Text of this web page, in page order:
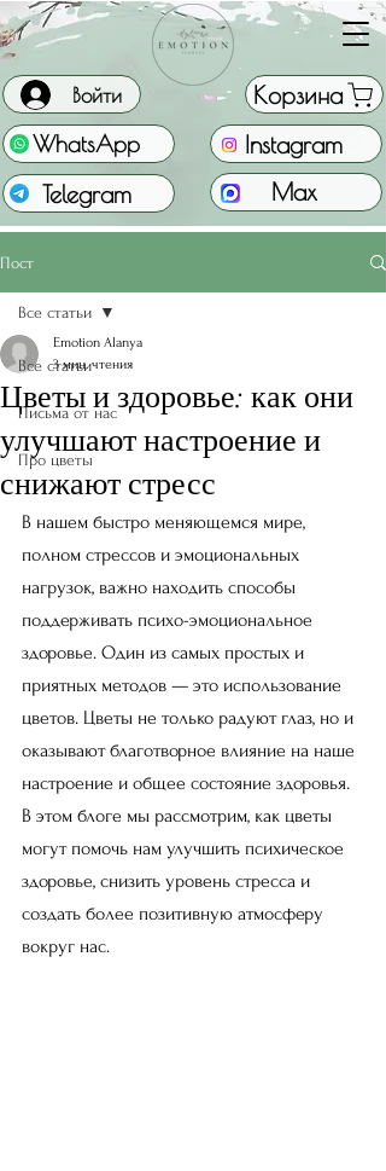
WhatsApp
Корзина
Войти
Telegram Max
Instagram
Пост
Все статьи
Письма от нас
Про цветы
Все статьи
Цветы и здоровье: как они
улучшают настроение и
снижают стресс
Emotion Alanya
3 мин. чтения
В нашем быстро меняющемся мире,
полном стрессов и эмоциональных
нагрузок, важно находить способы
поддерживать психо-эмоциональное
здоровье. Один из самых простых и
приятных методов — это использование
цветов. Цветы не только радуют глаз, но и
оказывают благотворное влияние на наше
настроение и общее состояние здоровья.
В этом блоге мы рассмотрим, как цветы
могут помочь нам улучшить психическое
здоровье, снизить уровень стресса и
создать более позитивную атмосферу
вокруг нас.